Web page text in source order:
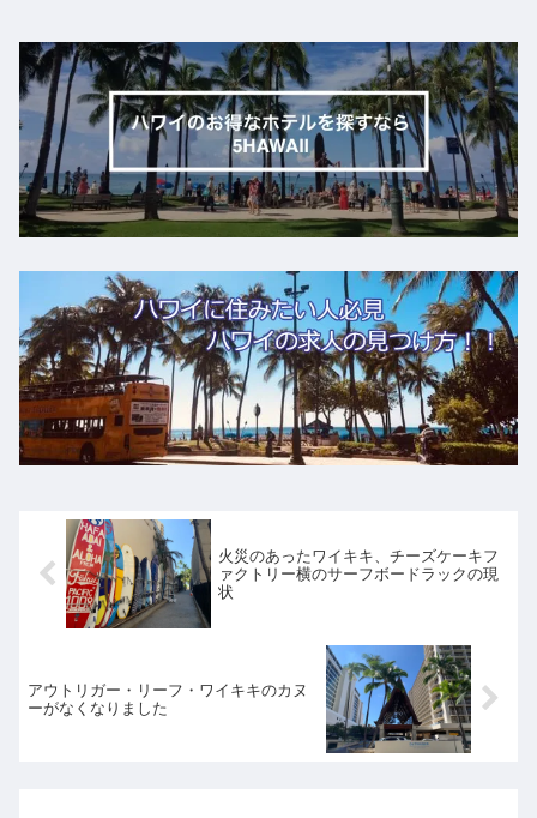
火災のあったワイキキ、チーズケーキフ
ァクトリー横のサーフボードラックの現
状
アウトリガー・リーフ・ワイキキのカヌ
ーがなくなりました